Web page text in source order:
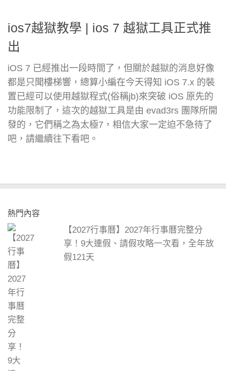
ios7越獄教學 | ios 7 越獄工具正式推
出
iOS 7 已經推出一段時間了，但關於越獄的消息好像
都是只聞樓梯響，總算小編在今天得知 iOS 7.x 的裝
置已經可以使用越獄程式(俗稱jb)來突破 iOS 原先的
功能限制了，這次的越獄工具是由 evad3rs 團隊所開
發的，它們稱之為太極7，相信大家一定迫不急待了
吧，請繼續往下看吧。
熱門內容
【2027行事曆】2027年行事曆完整分
享！9大連假、請假攻略一次看，全年放
假121天